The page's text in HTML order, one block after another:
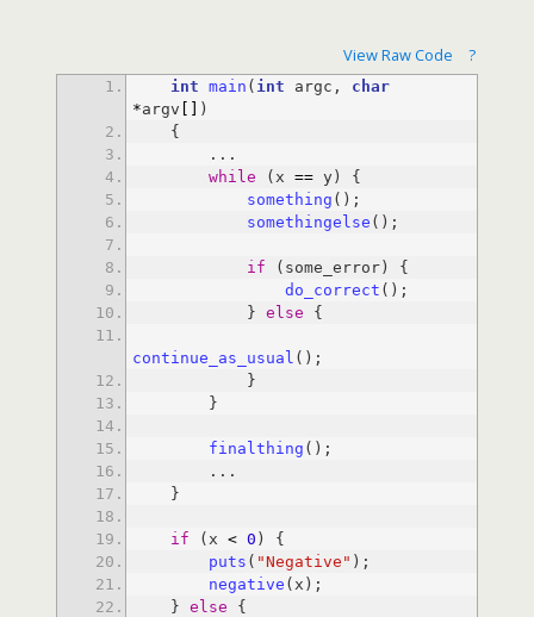
View Raw Code ?
int main ( int argc, char
*argv [ ]
while (x ==
something
somethingelse
if
do_correct
} else
continue_as_usual
finalthing
if (x < 0
puts ( "Negative"
negative
} else